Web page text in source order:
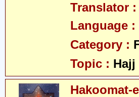
Translator :
Language :
Category :
Topic : Hajj
Hakoomat-